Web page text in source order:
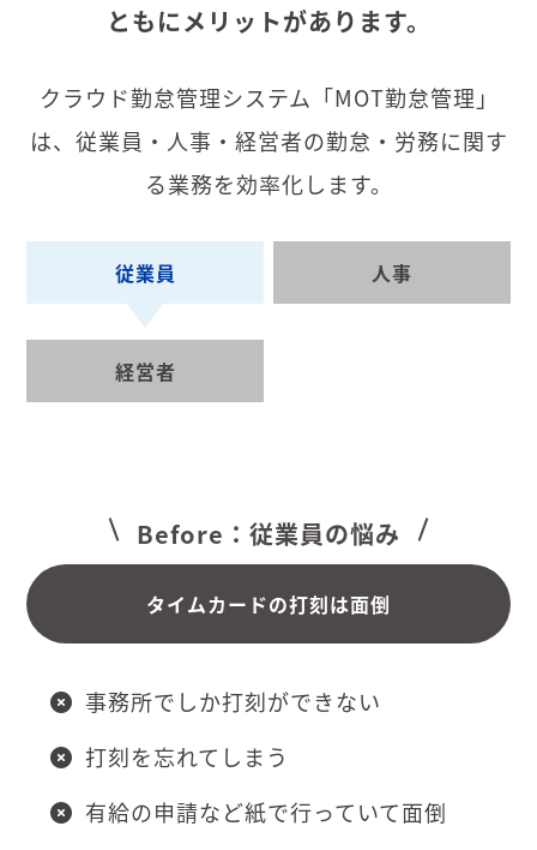
ともにメリットがあります。
クラウド勤怠管理システム「MOT勤怠管理」
は、従業員・人事・経営者の勤怠・労務に関す
る業務を効率化します。
従業員 人事
経営者
Before：従業員の悩み
タイムカードの打刻は面倒
事務所でしか打刻ができない
打刻を忘れてしまう
有給の申請など紙で行っていて面倒